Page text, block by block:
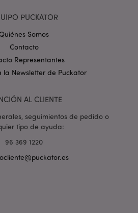
PUCKATOR
Somos
Contacto
Representantes
la Newsletter de Puckator
AL CLIENTE
seguimientos de pedido o
tipo de ayuda:
96 369 1220
www.puckator.es
Política de privacidad de